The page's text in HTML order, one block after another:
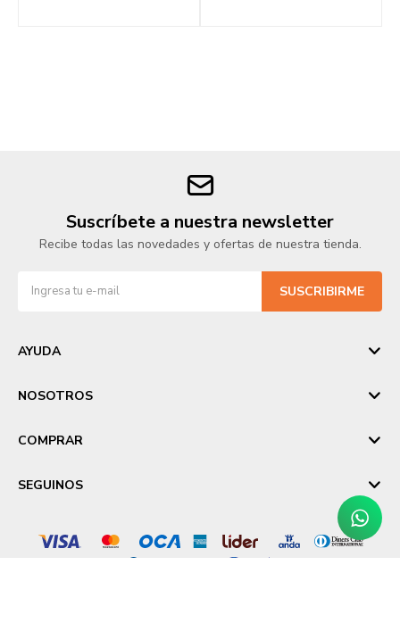
Suscríbete a nuestra newsletter
Recibe todas las novedades y ofertas de nuestra tienda.
SUSCRIBIRME
AYUDA
NOSOTROS
COMPRAR
SEGUINOS